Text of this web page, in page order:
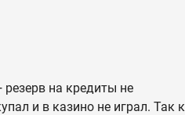
на кредиты не
и в казино не играл. Так к